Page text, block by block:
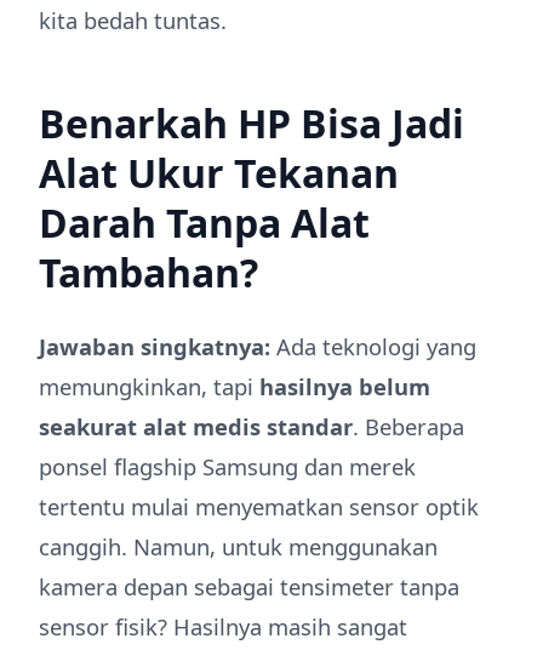
kita bedah tuntas.
Benarkah HP Bisa Jadi
Alat Ukur Tekanan
Darah Tanpa Alat
Tambahan?
Jawaban singkatnya: Ada teknologi yang
memungkinkan, tapi hasilnya belum
seakurat alat medis standar. Beberapa
ponsel flagship Samsung dan merek
tertentu mulai menyematkan sensor optik
canggih. Namun, untuk menggunakan
kamera depan sebagai tensimeter tanpa
sensor fisik? Hasilnya masih sangat